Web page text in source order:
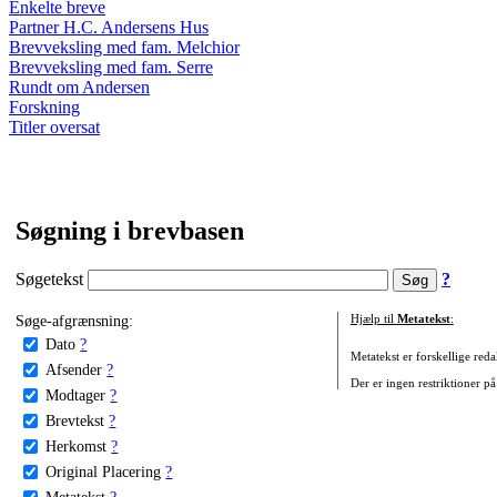
Enkelte breve
Partner H.C. Andersens Hus
Brevveksling med fam. Melchior
Brevveksling med fam. Serre
Rundt om Andersen
Forskning
Titler oversat
Søgning i brevbasen
Søgetekst ?
Søge-afgrænsning:
Dato ?
Afsender ?
Modtager ?
Brevtekst ?
Herkomst ?
Original Placering ?
Hjælp til Metatekst:
Metatekst er forskellige
Der er ingen restriktioner